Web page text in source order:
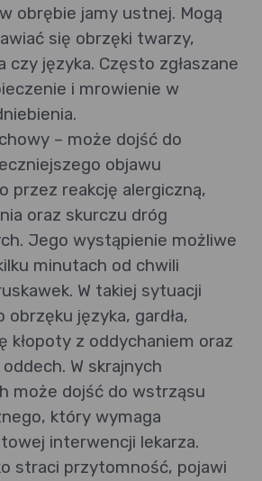
obrębie jamy ustnej. Mogą
się obrzęki twarzy,
czy języka. Często zgłaszane
i mrowienie w
– może dojść do
objawu
przez reakcję alergiczną,
oraz skurczu dróg
Jego wystąpienie możliwe
minutach od chwili
W takiej sytuacji
obrzęku języka, gardła,
kłopoty z oddychaniem oraz
W skrajnych
może dojść do wstrząsu
który wymaga
interwencji lekarza.
straci przytomność, pojawi